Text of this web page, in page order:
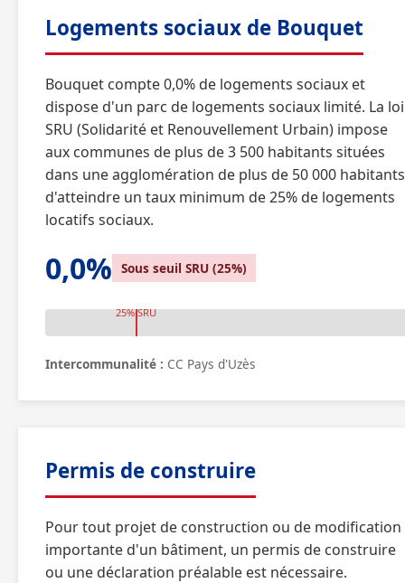
Logements sociaux de Bouquet
Bouquet compte 0,0% de logements sociaux et
dispose d'un parc de logements sociaux limité. La loi
SRU (Solidarité et Renouvellement Urbain) impose
aux communes de plus de 3 500 habitants situées
dans une agglomération de plus de 50 000 habitants
d'atteindre un taux minimum de 25% de logements
locatifs sociaux.
0,0% Sous seuil SRU (25%)
25% SRU
Intercommunalité : CC Pays d'Uzès
Permis de construire
Pour tout projet de construction ou de modification
importante d'un bâtiment, un permis de construire
ou une déclaration préalable est nécessaire.